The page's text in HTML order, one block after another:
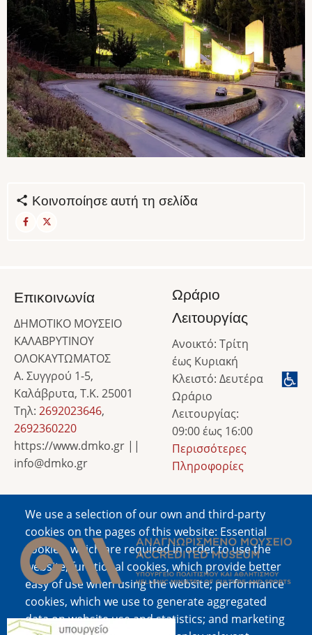
Κοινοποίησε αυτή τη σελίδα
We use a selection of our own and third-party
cookies on the pages of this website: Essential
cookies, which are required in order to use the
website; functional cookies, which provide better
easy of use when using the website; performance
cookies, which we use to generate aggregated
data on website use and statistics; and marketing
Επικοινωνία
ΔΗΜΟΤΙΚΟ ΜΟΥΣΕΙΟ
ΚΑΛΑΒΡΥΤΙΝΟΥ
ΟΛΟΚΑΥΤΩΜΑΤΟΣ
Α. Συγγρού 1-5,
Καλάβρυτα, Τ.Κ. 25001
Τηλ: 2692023646,
2692360220
https://www.dmko.gr ||
info@dmko.gr
Ωράριο
Λειτουργίας
Ανοικτό: Τρίτη
έως Κυριακή
Κλειστό: Δευτέρα
Ωράριο
Λειτουργίας:
09:00 έως 16:00
Περισσότερες
Πληροφορίες
Image
Image